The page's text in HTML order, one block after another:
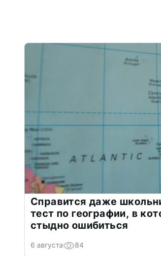
Справится даже
тест по географии, в
стыдно ошибиться
6 августа 84